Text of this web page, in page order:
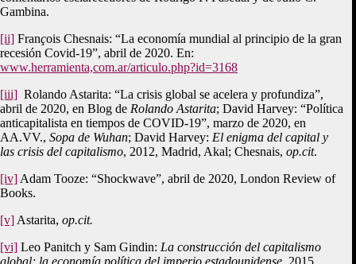
Gambina.
[ii] François Chesnais: “La economía mundial al principio de la gran
recesión Covid-19”, abril de 2020. En:
www.herramienta,com.ar/articulo.php?id=3168
[iii] Rolando Astarita: “La crisis global se acelera y profundiza”,
abril de 2020, en Blog de Rolando Astarita; David Harvey: “Política
anticapitalista en tiempos de COVID-19”, marzo de 2020, en
AA.VV., Sopa de Wuhan; David Harvey: El enigma del capital y
las crisis del capitalismo, 2012, Madrid, Akal; Chesnais, op.cit.
[iv] Adam Tooze: “Shockwave”, abril de 2020, London Review of
Books.
[v] Astarita, op.cit.
[vi] Leo Panitch y Sam Gindin: La construcción del capitalismo